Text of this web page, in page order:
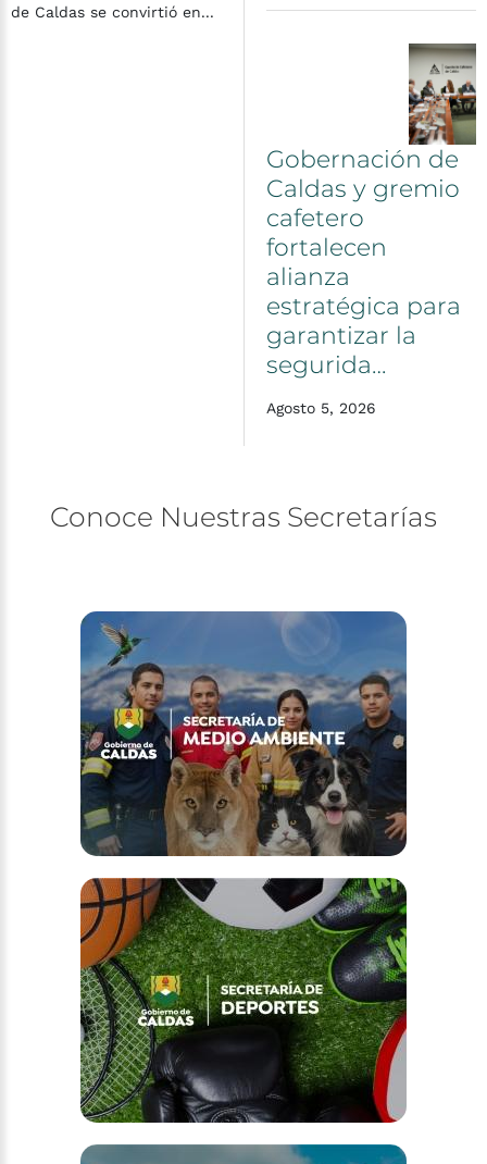
de Caldas se convirtió en...
Gobernación de
Caldas y gremio
cafetero
fortalecen
alianza
estratégica para
garantizar la
segurida…
Agosto 5, 2026
Conoce Nuestras Secretarías